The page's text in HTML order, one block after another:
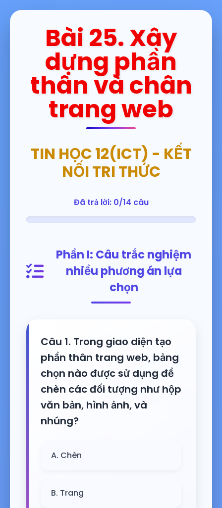
Bài 25. Xây
dựng phần
thân và chân
trang web
TIN HỌC 12(ICT) - KẾT
NỐI TRI THỨC
Đã trả lời: 0/14 câu
Phần I: Câu trắc nghiệm
nhiều phương án lựa
chọn
Câu 1. Trong giao diện tạo
phần thân trang web, bảng
chọn nào được sử dụng để
chèn các đối tượng như hộp
văn bản, hình ảnh, và
nhúng?
A. Chèn
B. Trang